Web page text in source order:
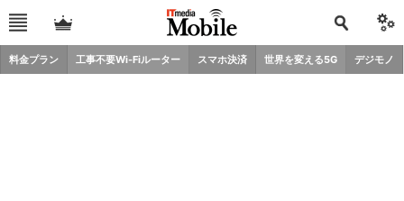
料金プラン 工事不要Wi-Fiルーター スマホ決済 世界を変える5G デジモノ